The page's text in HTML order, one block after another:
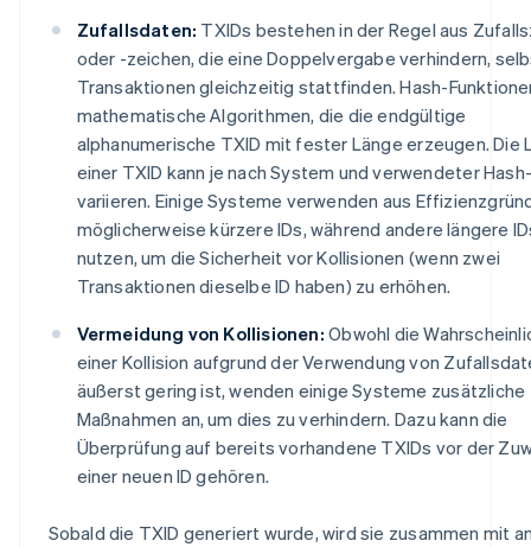
Zufallsdaten: TXIDs bestehen in der Regel aus
oder -zeichen, die eine Doppelvergabe verhindern,
Transaktionen gleichzeitig stattfinden. Hash-
mathematische Algorithmen, die die endgültige
alphanumerische TXID mit fester Länge erzeugen. Die
einer TXID kann je nach System und verwendeter
variieren. Einige Systeme verwenden aus
möglicherweise kürzere IDs, während andere längere
nutzen, um die Sicherheit vor Kollisionen (wenn zwei
Transaktionen dieselbe ID haben) zu erhöhen.
Vermeidung von Kollisionen: Obwohl die
einer Kollision aufgrund der Verwendung von
äußerst gering ist, wenden einige Systeme zusätzliche
Maßnahmen an, um dies zu verhindern. Dazu kann die
Überprüfung auf bereits vorhandene TXIDs vor der
einer neuen ID gehören.
Sobald die TXID generiert wurde, wird sie zusammen mit